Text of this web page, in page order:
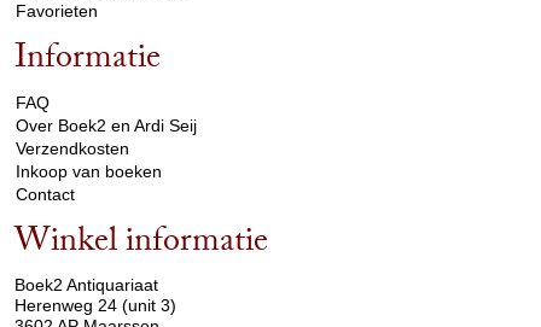
Favorieten
Informatie
FAQ
Over Boek2 en Ardi Seij
Verzendkosten
Inkoop van boeken
Contact
Winkel informatie
Boek2 Antiquariaat
Herenweg 24 (unit 3)